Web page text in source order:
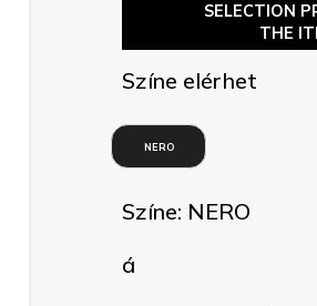
SELECTION
THE
Színe elérhet
NERO
Színe: NERO
á